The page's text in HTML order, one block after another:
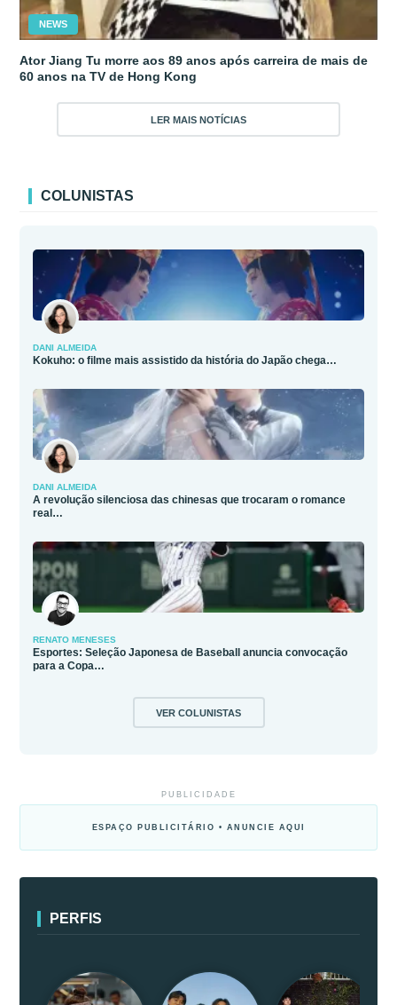
NEWS
Ator Jiang Tu morre aos 89 anos após carreira de mais de
60 anos na TV de Hong Kong
LER MAIS NOTÍCIAS
COLUNISTAS
DANI ALMEIDA
Kokuho: o filme mais assistido da história do Japão chega…
DANI ALMEIDA
A revolução silenciosa das chinesas que trocaram o romance
real…
RENATO MENESES
Esportes: Seleção Japonesa de Baseball anuncia convocação
para a Copa…
VER COLUNISTAS
PUBLICIDADE
ESPAÇO PUBLICITÁRIO • ANUNCIE AQUI
PERFIS